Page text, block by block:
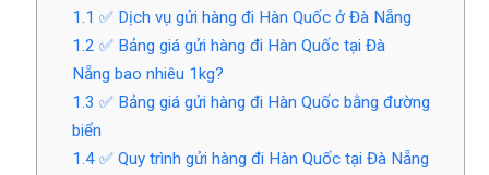
1.1 ✅ Dịch vụ gửi hàng đi Hàn Quốc ở Đà Nẵng
1.2 ✅ Bảng giá gửi hàng đi Hàn Quốc tại Đà
Nẵng bao nhiêu 1kg?
1.3 ✅ Bảng giá gửi hàng đi Hàn Quốc bằng đường
biển
1.4 ✅ Quy trình gửi hàng đi Hàn Quốc tại Đà Nẵng